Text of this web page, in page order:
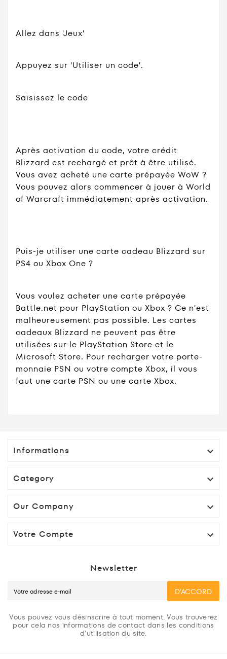
Allez dans 'Jeux'
Appuyez sur 'Utiliser un code'.
Saisissez le code
Après activation du code, votre crédit
Blizzard est rechargé et prêt à être utilisé.
Vous avez acheté une carte prépayée WoW ?
Vous pouvez alors commencer à jouer à World
of Warcraft immédiatement après activation.
Puis-je utiliser une carte cadeau Blizzard sur
PS4 ou Xbox One ?
Vous voulez acheter une carte prépayée
Battle.net pour PlayStation ou Xbox ? Ce n'est
malheureusement pas possible. Les cartes
cadeaux Blizzard ne peuvent pas être
utilisées sur le PlayStation Store et le
Microsoft Store. Pour recharger votre porte-
monnaie PSN ou votre compte Xbox, il vous
faut une carte PSN ou une carte Xbox.
Informations 
Category 
Our Company 
Votre Compte 
Newsletter
D'ACCORD
Vous pouvez vous désinscrire à tout moment. Vous trouverez
pour cela nos informations de contact dans les conditions
d'utilisation du site.